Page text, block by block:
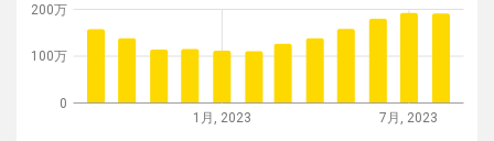
1月, 2023 7月, 2023
0
100万
200万